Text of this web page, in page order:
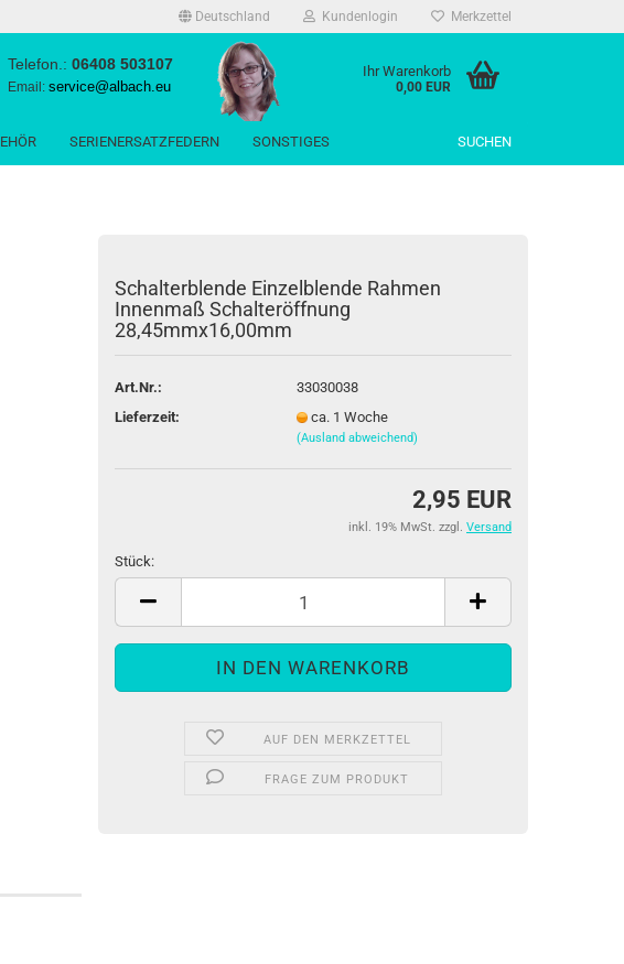
Deutschland Kundenlogin
Konto erstellen
Passwort vergessen?
Merkzettel
Telefon.: 06408 503107
Email: service@albach.eu
Ihr Warenkorb
0,00 EUR
SERIENERSATZFEDERN SONSTIGES SUCHEN
Schalterblende Einzelblende Rahmen
Innenmaß Schalteröffnung
28,45mmx16,00mm
Art.Nr.:
33030038
Lieferzeit:
ca. 1 Woche
(Ausland abweichend)
2,95 EUR
inkl. 19% MwSt. zzgl. Versand
Stück:
Stück
AUF DEN MERKZETTEL
FRAGE ZUM PRODUKT